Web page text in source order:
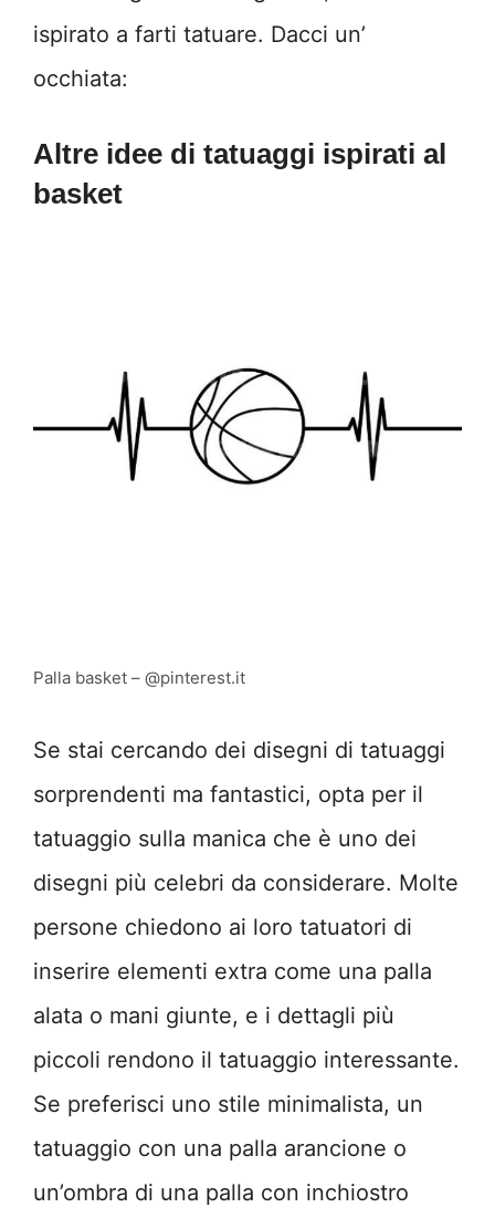
ispirato a farti tatuare. Dacci un’
occhiata:
Altre idee di tatuaggi ispirati al
basket
Palla basket – @pinterest.it
Se stai cercando dei disegni di tatuaggi
sorprendenti ma fantastici, opta per il
tatuaggio sulla manica che è uno dei
disegni più celebri da considerare. Molte
persone chiedono ai loro tatuatori di
inserire elementi extra come una palla
alata o mani giunte, e i dettagli più
piccoli rendono il tatuaggio interessante.
Se preferisci uno stile minimalista, un
tatuaggio con una palla arancione o
un’ombra di una palla con inchiostro